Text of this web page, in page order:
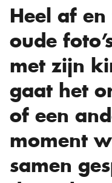
Heel af
oude
met zijn
gaat het
of een
moment
samen